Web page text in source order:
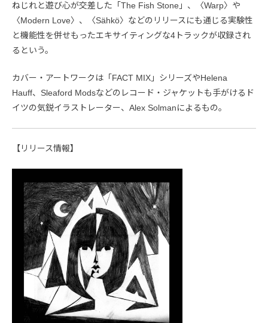
ねじれと遊び心が交差した「The Fish Stone」、〈Warp〉や
〈Modern Love〉、〈Sähkö〉などのリリースにも通じる実験性
と機能性を併せもったエキサイティングな4トラックが収録され
るという。
カバー・アートワークは「FACT MIX」シリーズやHelena
Hauff、Sleaford Modsなどのレコード・ジャケットも手がけるド
イツの気鋭イラストレーター、Alex Solmanによるもの。
【リリース情報】